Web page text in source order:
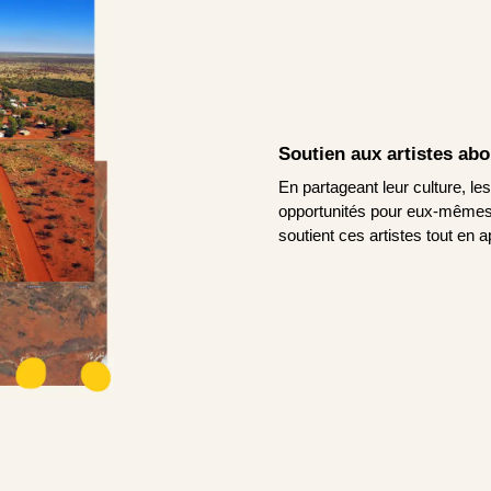
Soutien aux artistes
En partageant leur culture,
opportunités pour eux-
soutient ces artistes tout en